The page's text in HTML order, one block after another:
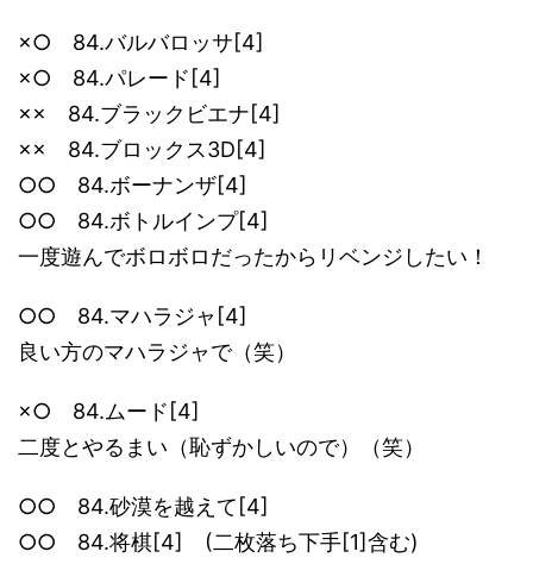
×○ 84.バルバロッサ[4]
×○ 84.パレード[4]
×× 84.ブラックビエナ[4]
×× 84.ブロックス3D[4]
○○ 84.ボーナンザ[4]
○○ 84.ボトルインプ[4]
一度遊んでボロボロだったからリベンジしたい！
○○ 84.マハラジャ[4]
良い方のマハラジャで（笑）
×○ 84.ムード[4]
二度とやるまい（恥ずかしいので）（笑）
○○ 84.砂漠を越えて[4]
○○ 84.将棋[4] (二枚落ち下手[1]含む)